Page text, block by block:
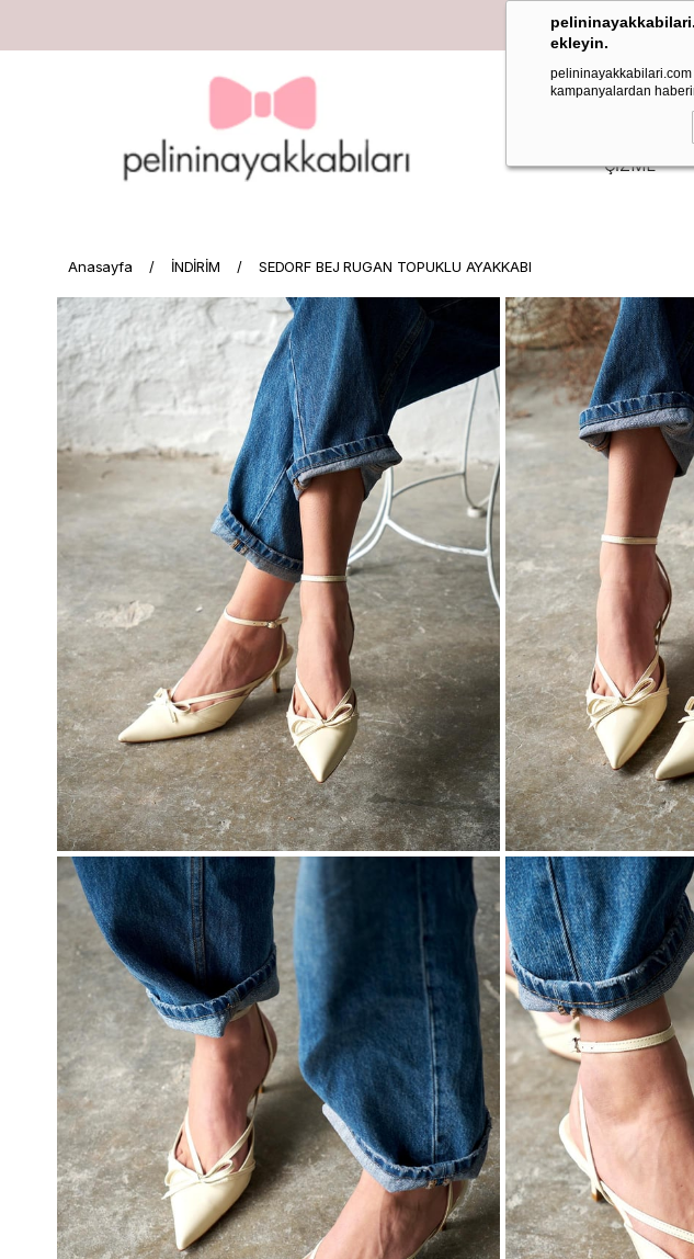
ekleyin.
pelininayakkabilari.com
kampanyalardan
ÇİZME
Anasayfa İNDİRİM SEDORF BEJ RUGAN TOPUKLU AYAKKABI